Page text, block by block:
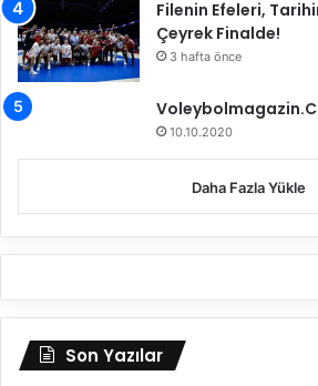
Filenin Efeleri,
Çeyrek Finalde!
3 hafta önce
10.10.2020
Daha Fazla Yükle
Son Yazılar